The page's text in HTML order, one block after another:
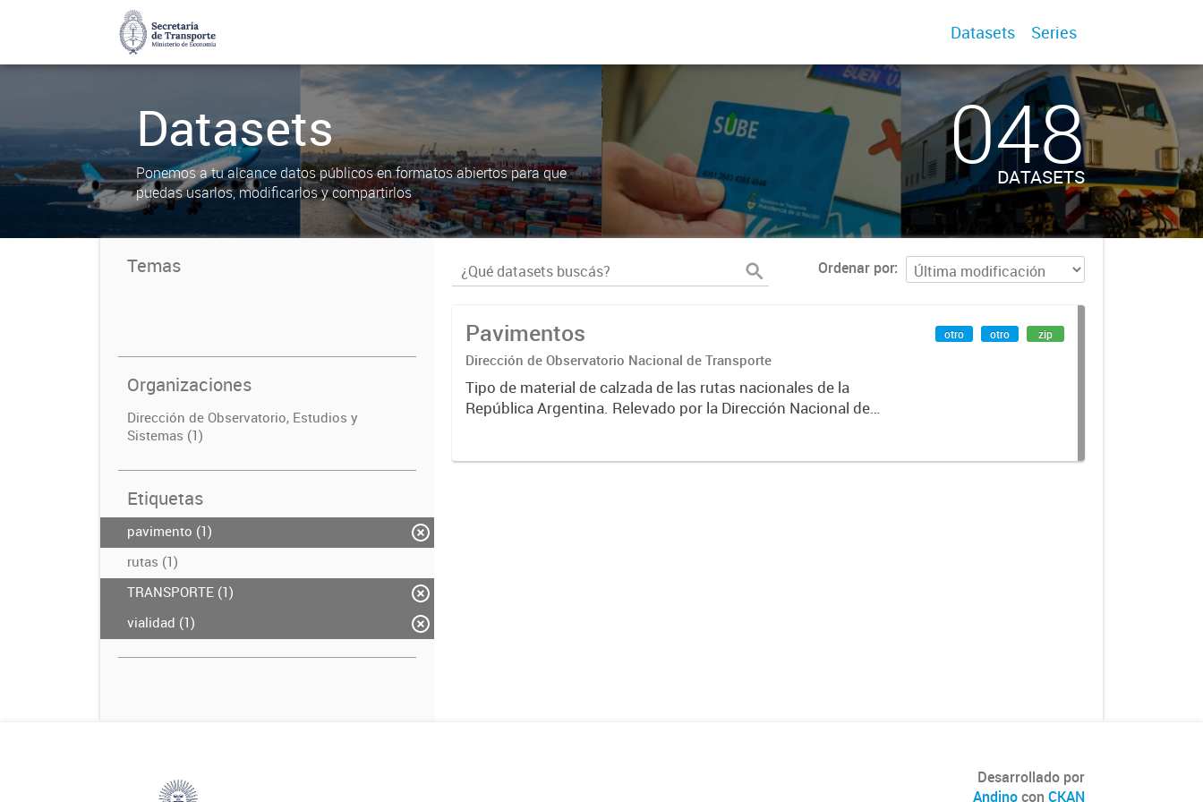
Datasets Series
Datasets
Ponemos a tu alcance datos públicos en formatos abiertos para que
puedas usarlos, modificarlos y compartirlos
048
DATASETS
Temas
Organizaciones
Dirección de Observatorio, Estudios y
Sistemas (1)
Etiquetas
pavimento (1)
rutas (1)
TRANSPORTE (1)
vialidad (1)
Ordenar por
Pavimentos
Dirección de Observatorio Nacional de Transporte
Tipo de material de calzada de las rutas nacionales de la
República Argentina. Relevado por la Dirección Nacional de
otro otro zip
Desarrollado por
Andinocon CKAN